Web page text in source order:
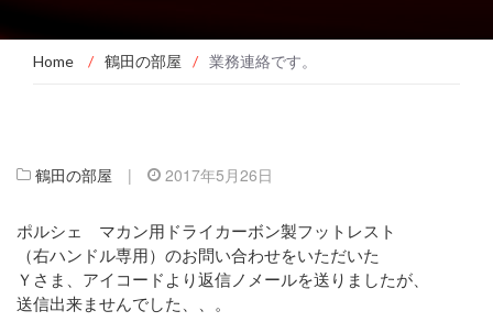
Home / 鶴田の部屋 / 業務連絡です。
鶴田の部屋 | 2017年5月26日
ポルシェ マカン用ドライカーボン製フットレスト
（右ハンドル専用）のお問い合わせをいただいた
Ｙさま、アイコードより返信ノメールを送りましたが、
送信出来ませんでした、、。